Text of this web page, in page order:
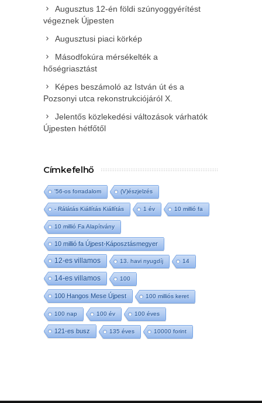
Augusztus 12-én földi szúnyoggyérítést
végeznek Újpesten
Augusztusi piaci körkép
Másodfokúra mérsékelték a
hőségriasztást
Képes beszámoló az István út és a
Pozsonyi utca rekonstrukciójáról X.
Jelentős közlekedési változások várhatók
Újpesten hétfőtől
Címkefelhő
'56-os forradalom (V)észjelzés
- Rálátás Kiállítás Kiállítás 1 év 10 millió fa
10 millió Fa Alapítvány
10 millió fa Újpest-Káposztásmegyer
12-es villamos 13. havi nyugdíj 14
14-es villamos 100
100 Hangos Mese Újpest 100 milliós keret
100 nap 100 év 100 éves
121-es busz 135 éves 10000 forint